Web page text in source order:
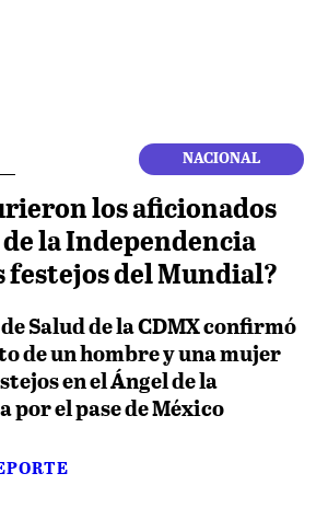
NACIONAL
los aficionados
de la Independencia
festejos del Mundial?
Salud de la CDMX confirmó
de un hombre y una mujer
en el Ángel de la
por el pase de México